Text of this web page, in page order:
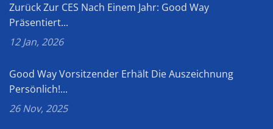
Zurück Zur CES Nach Einem Jahr: Good Way
Präsentiert...
12 Jan, 2026
Good Way Vorsitzender Erhält Die Auszeichnung
Persönlich!...
26 Nov, 2025